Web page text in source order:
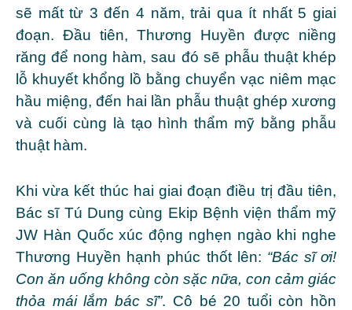
sẽ mất từ 3 đến 4 năm, trải qua ít nhất 5 giai
đoạn. Đầu tiên, Thương Huyền được niềng
răng để nong hàm, sau đó sẽ phẫu thuật khép
lỗ khuyết khổng lồ bằng chuyển vạc niêm mạc
hầu miệng, đến hai lần phẫu thuật ghép xương
và cuối cùng là tạo hình thẩm mỹ bằng phẫu
thuật hàm.
Khi vừa kết thúc hai giai đoạn điều trị đầu tiên,
Bác sĩ Tú Dung cùng Ekip Bệnh viện thẩm mỹ
JW Hàn Quốc xúc động nghẹn ngào khi nghe
Thương Huyền hạnh phúc thốt lên: “Bác sĩ ơi!
Con ăn uống không còn sặc nữa, con cảm giác
thỏa mái lắm bác sĩ”. Cô bé 20 tuổi còn hồn